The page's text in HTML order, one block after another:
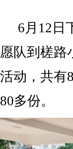
6月12日
愿队到槎路
活动，共有
80多份。